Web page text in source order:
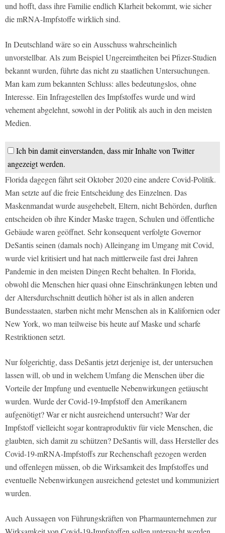
und hofft, dass ihre Familie endlich Klarheit bekommt, wie sicher
die mRNA-Impfstoffe wirklich sind.
In Deutschland wäre so ein Ausschuss wahrscheinlich
unvorstellbar. Als zum Beispiel Ungereimtheiten bei Pfizer-Studien
bekannt wurden, führte das nicht zu staatlichen Untersuchungen.
Man kam zum bekannten Schluss: alles bedeutungslos, ohne
Interesse. Ein Infragestellen des Impfstoffes wurde und wird
vehement abgelehnt, sowohl in der Politik als auch in den meisten
Medien.
Ich bin damit einverstanden, dass mir Inhalte von Twitter
angezeigt werden.
Florida dagegen fährt seit Oktober 2020 eine andere Covid-Politik.
Man setzte auf die freie Entscheidung des Einzelnen. Das
Maskenmandat wurde ausgehebelt, Eltern, nicht Behörden, durften
entscheiden ob ihre Kinder Maske tragen, Schulen und öffentliche
Gebäude waren geöffnet. Sehr konsequent verfolgte Governor
DeSantis seinen (damals noch) Alleingang im Umgang mit Covid,
wurde viel kritisiert und hat nach mittlerweile fast drei Jahren
Pandemie in den meisten Dingen Recht behalten. In Florida,
obwohl die Menschen hier quasi ohne Einschränkungen lebten und
der Altersdurchschnitt deutlich höher ist als in allen anderen
Bundesstaaten, starben nicht mehr Menschen als in Kalifornien oder
New York, wo man teilweise bis heute auf Maske und scharfe
Restriktionen setzt.
Nur folgerichtig, dass DeSantis jetzt derjenige ist, der untersuchen
lassen will, ob und in welchem Umfang die Menschen über die
Vorteile der Impfung und eventuelle Nebenwirkungen getäuscht
wurden. Wurde der Covid-19-Impfstoff den Amerikanern
aufgenötigt? War er nicht ausreichend untersucht? War der
Impfstoff vielleicht sogar kontraproduktiv für viele Menschen, die
glaubten, sich damit zu schützen? DeSantis will, dass Hersteller des
Covid-19-mRNA-Impfstoffs zur Rechenschaft gezogen werden
und offenlegen müssen, ob die Wirksamkeit des Impfstoffes und
eventuelle Nebenwirkungen ausreichend getestet und kommuniziert
wurden.
Auch Aussagen von Führungskräften von Pharmaunternehmen zur